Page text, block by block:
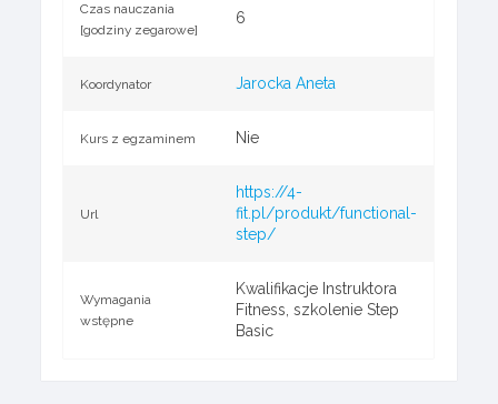
Czas nauczania
[godziny zegarowe]
6
Koordynator Jarocka Aneta
Kurs z egzaminem Nie
Url
https://4-
fit.pl/produkt/functional-
step/
Wymagania
wstępne
Kwalifikacje Instruktora
Fitness, szkolenie Step
Basic